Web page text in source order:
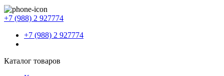
+7 (988) 2 927774
+7 (988) 2 927774
Каталог товаров